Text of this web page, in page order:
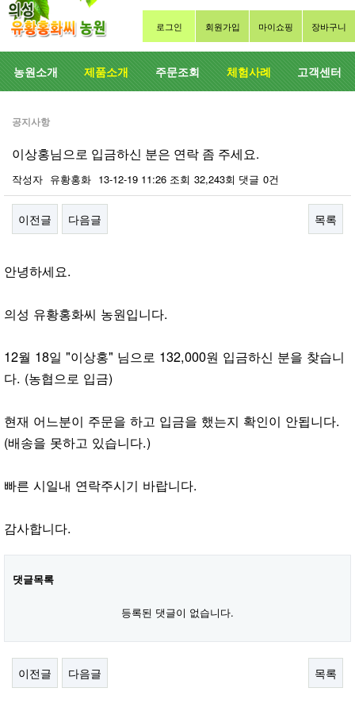
로그인 회원가입 마이쇼핑 장바구니
농원소개 제품소개 주문조회 체험사례 고객센터
공지사항
이상홍님으로 입금하신 분은 연락 좀 주세요.
작성자 유황홍화 13-12-19 11:26 조회 32,243회 댓글 0건
이전글 다음글 목록
안녕하세요.
의성 유황홍화씨 농원입니다.
12월 18일 "이상홍" 님으로 132,000원 입금하신 분을 찾습니
다. (농협으로 입금)
현재 어느분이 주문을 하고 입금을 했는지 확인이 안됩니다.
(배송을 못하고 있습니다.)
빠른 시일내 연락주시기 바랍니다.
감사합니다.
댓글목록
등록된 댓글이 없습니다.
이전글 다음글 목록